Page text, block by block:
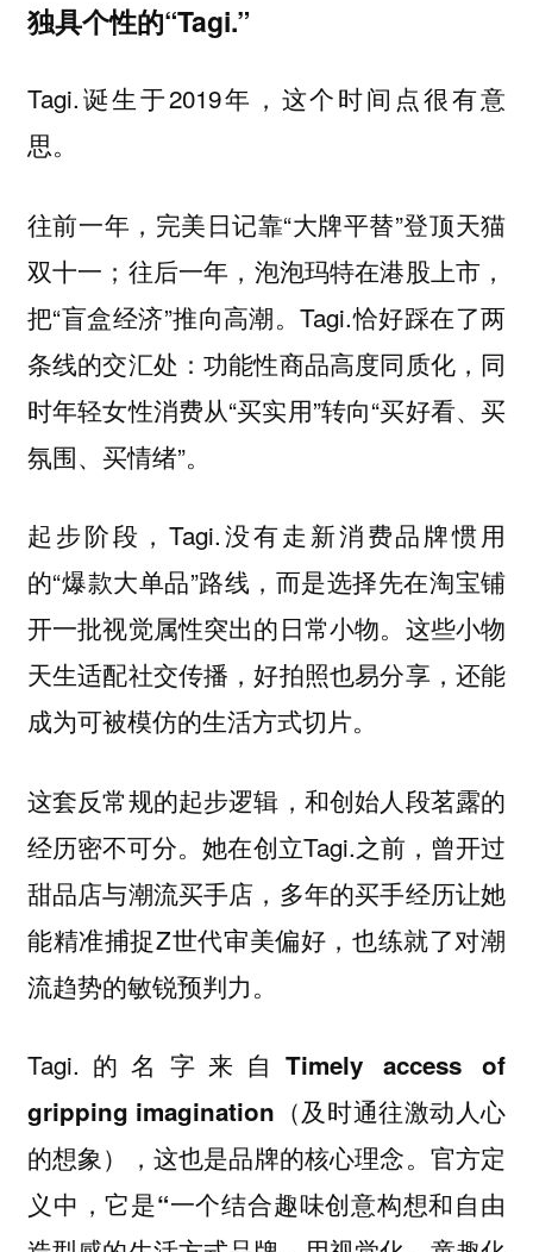
独具个性的“Tagi.”
Tagi.诞生于2019年，这个时间点很有意
思。
往前一年，完美日记靠“大牌平替”登顶天猫
双十一；往后一年，泡泡玛特在港股上市，
把“盲盒经济”推向高潮。Tagi.恰好踩在了两
条线的交汇处：功能性商品高度同质化，同
时年轻女性消费从“买实用”转向“买好看、买
氛围、买情绪”。
起步阶段，Tagi.没有走新消费品牌惯用
的“爆款大单品”路线，而是选择先在淘宝铺
开一批视觉属性突出的日常小物。这些小物
天生适配社交传播，好拍照也易分享，还能
成为可被模仿的生活方式切片。
这套反常规的起步逻辑，和创始人段茗露的
经历密不可分。她在创立Tagi.之前，曾开过
甜品店与潮流买手店，多年的买手经历让她
能精准捕捉Z世代审美偏好，也练就了对潮
流趋势的敏锐预判力。
Tagi.的名字来自 Timely access of
gripping imagination（及时通往激动人心
的想象）， 这也是品牌的核心理念。官方定
义中，它是“一个结合趣味创意构想和自由